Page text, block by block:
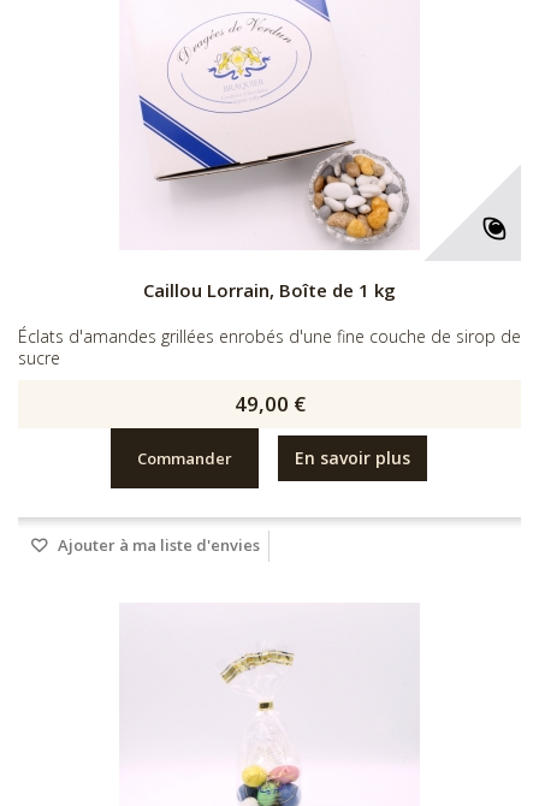
Caillou Lorrain, Boîte de 1 kg
Éclats d'amandes grillées enrobés d'une fine couche de sirop de
sucre
49,00 €
Commander En savoir plus
Ajouter à ma liste d'envies